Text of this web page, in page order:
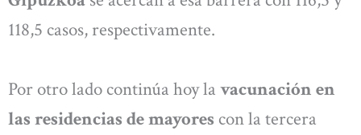
118,5 casos, respectivamente.
Por otro lado continúa hoy la vacunación en
las residencias de mayores con la tercera